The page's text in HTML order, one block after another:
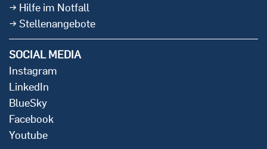
Hilfe im Notfall
Stellenangebote
SOCIAL MEDIA
Instagram
LinkedIn
BlueSky
Facebook
Youtube